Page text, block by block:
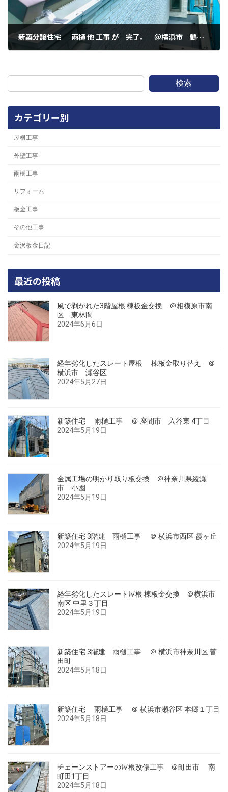
新築分譲住宅 雨樋 他 工事 が 完了。 ＠横浜市 鶴見区 梶山１丁目
検索
カテゴリー別
屋根工事
外壁工事
雨樋工事
リフォーム
板金工事
その他工事
金沢板金日記
最近の投稿
風で剥がれた3階屋根 棟板金交換 ＠相模原市南
区 東林間
2024年6月6日
経年劣化したスレート屋根 棟板金取り替え ＠
横浜市 瀬谷区
2024年5月27日
新築住宅 雨樋工事 ＠ 座間市 入谷東 4丁目
2024年5月19日
金属工場の明かり取り板交換 ＠神奈川県綾瀬
市 小園
2024年5月19日
新築住宅 3階建 雨樋工事 ＠ 横浜市西区 霞ヶ丘
2024年5月19日
経年劣化したスレート屋根 棟板金交換 ＠横浜市
南区 中里３丁目
2024年5月19日
新築住宅 3階建 雨樋工事 ＠ 横浜市神奈川区 菅
田町
2024年5月18日
新築住宅 雨樋工事 ＠ 横浜市瀬谷区 本郷１丁目
2024年5月18日
チェーンストアーの屋根改修工事 ＠町田市 南
町田1丁目
2024年5月18日